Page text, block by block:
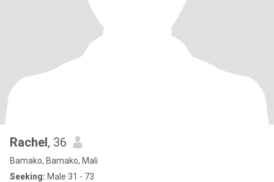
Rachel, 36
Bamako, Bamako, Mali
Seeking: Male 31 - 73